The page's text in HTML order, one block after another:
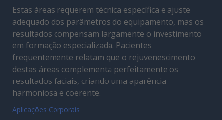
Estas áreas requerem técnica específica e ajuste
adequado dos parâmetros do equipamento, mas os
resultados compensam largamente o investimento
em formação especializada. Pacientes
frequentemente relatam que o rejuvenescimento
destas áreas complementa perfeitamente os
resultados faciais, criando uma aparência
harmoniosa e coerente.
Aplicações Corporais